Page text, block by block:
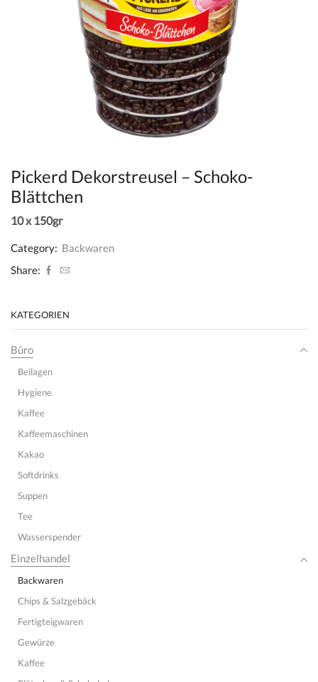
Pickerd Dekorstreusel – Schoko-
Blättchen
10 x 150gr
Category: Backwaren
Share:
KATEGORIEN
Büro
Beilagen
Hygiene
Kaffee
Kaffeemaschinen
Kakao
Softdrinks
Suppen
Tee
Wasserspender
Einzelhandel
Backwaren
Chips & Salzgebäck
Fertigteigwaren
Gewürze
Kaffee